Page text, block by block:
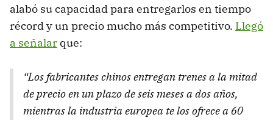
alabó su capacidad para entregarlos en tiempo
récord y un precio mucho más competitivo. Llegó
a señalar que:
“Los fabricantes chinos entregan trenes a la mitad
de precio en un plazo de seis meses a dos años,
mientras la industria europea te los ofrece a 60